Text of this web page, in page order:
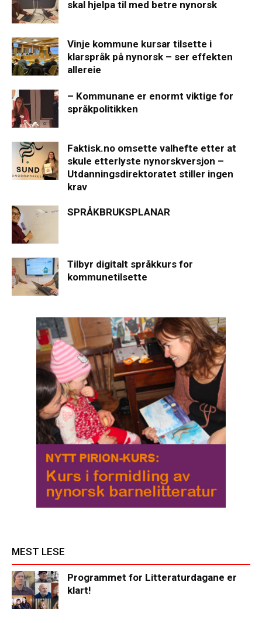
skal hjelpa til med betre nynorsk
Vinje kommune kursar tilsette i
klarspråk på nynorsk – ser effekten
allereie
– Kommunane er enormt viktige for
språkpolitikken
Faktisk.no omsette valhefte etter at
skule etterlyste nynorskversjon –
Utdanningsdirektoratet stiller ingen
krav
SPRÅKBRUKSPLANAR
Tilbyr digitalt språkkurs for
kommunetilsette
MEST LESE
Programmet for Litteraturdagane er
klart!